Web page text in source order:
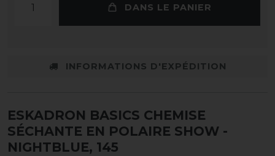
DANS LE PANIER
INFORMATIONS D'EXPÉDITION
ESKADRON BASICS CHEMISE
SÉCHANTE EN POLAIRE SHOW -
NIGHTBLUE, 145